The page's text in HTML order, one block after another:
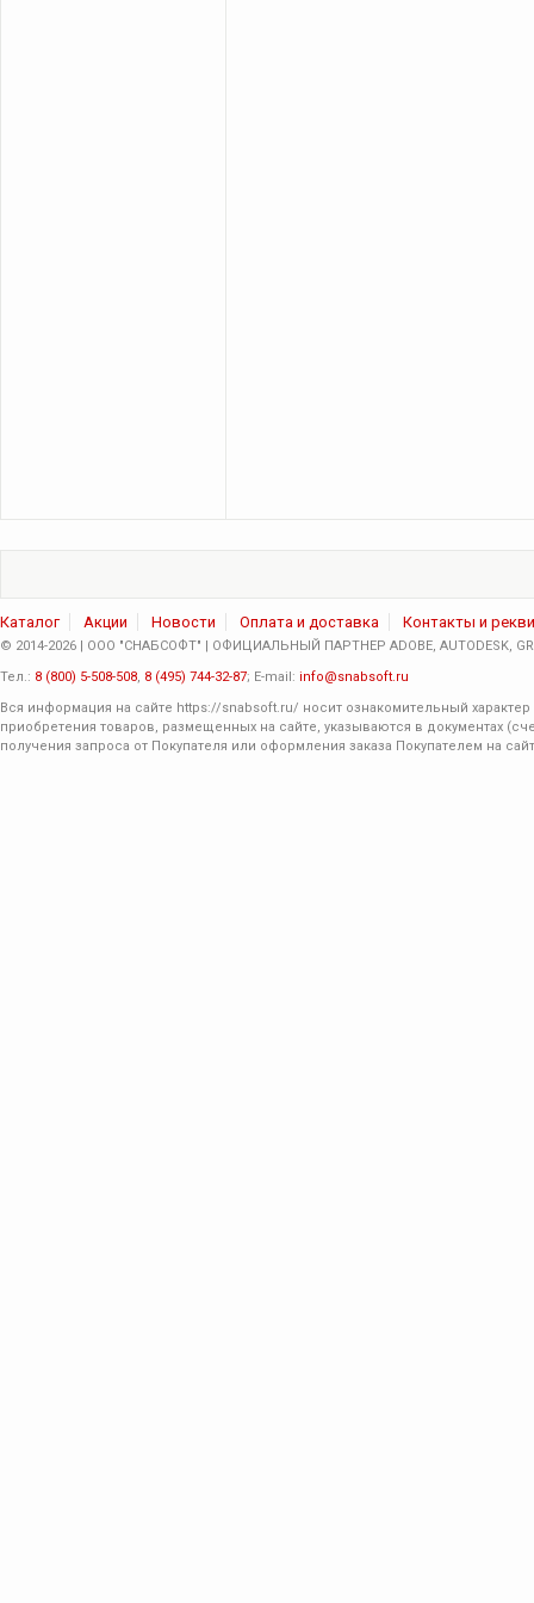
Каталог Акции Новости Оплата и доставка Контакты и
© 2014-2026 | ООО "СНАБСОФТ" | ОФИЦИАЛЬНЫЙ ПАРТНЕР ADOBE, AUTODESK,
Тел.: 8 (800) 5-508-508, 8 (495) 744-32-87; E-mail: info@snabsoft.ru
Вся информация на сайте https://snabsoft.ru/ носит ознакомительный
приобретения товаров, размещенных на сайте, указываются в документах
получения запроса от Покупателя или оформления заказа Покупателем на